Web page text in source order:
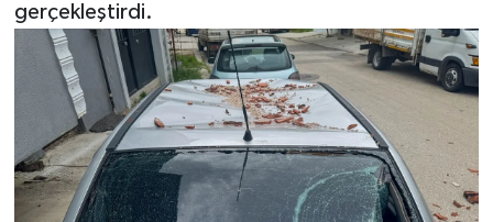
gerçekleştirdi.
Yaşam
Yemek Tarifleri